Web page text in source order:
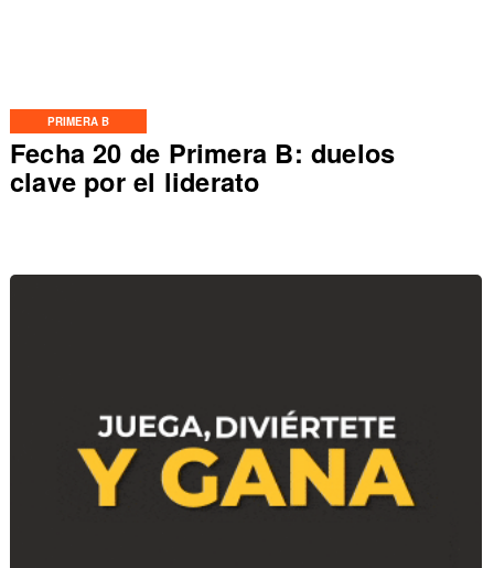
PRIMERA B
Fecha 20 de Primera B: duelos
clave por el liderato